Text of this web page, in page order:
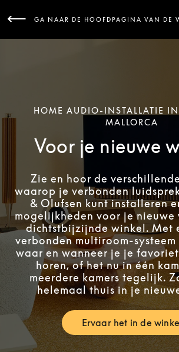
GA NAAR DE HOOFDPAGINA VAN DE
HOME AUDIO-INSTALLATIE IN
MALLORCA
Voor je nieuwe
Zie en hoor de
waarop je verbonden
& Olufsen kunt installeren
mogelijkheden voor je nieuwe
dichtstbijzijnde winkel. Met
verbonden multiroom-
waar en wanneer je je
horen, of het nu in één
meerdere kamers tegelijk.
helemaal thuis in je
Ervaar het in de
Link